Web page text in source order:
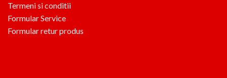
Termeni si conditii
Formular Service
Formular retur produs